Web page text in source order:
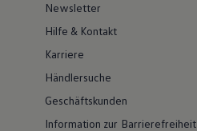
Newsletter
Hilfe & Kontakt
Karriere
Händlersuche
Geschäftskunden
Information zur Barrierefreiheit